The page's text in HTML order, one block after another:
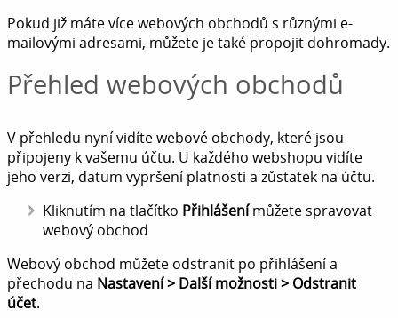
Pokud již máte více webových obchodů s různými e-
mailovými adresami, můžete je také propojit dohromady.
Přehled webových obchodů
V přehledu nyní vidíte webové obchody, které jsou
připojeny k vašemu účtu. U každého webshopu vidíte
jeho verzi, datum vypršení platnosti a zůstatek na účtu.
Kliknutím na tlačítko Přihlášenímůžete spravovat
webový obchod
Webový obchod můžete odstranit po přihlášení a
přechodu na Nastavení > Další možnosti > Odstranit
účet.